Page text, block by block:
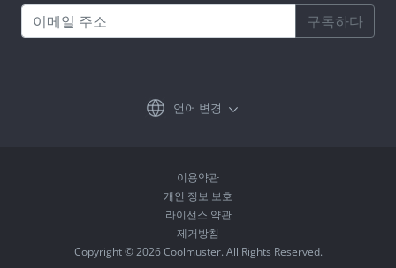
구독하다
언어 변경
이용약관
개인 정보 보호
라이선스 약관
제거방침
Copyright © 2026 Coolmuster. All Rights Reserved.